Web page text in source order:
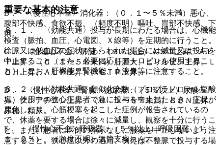
重要な基本的注意
８．１． 〈効能共通〉投与が長期にわたる場合は、心機能
検査（脈拍、血圧、心電図、Ｘ線等）を定期的に行うこと。
徐脈又は低血圧の症状があらわれた場合には減量又は投与を
中止すること（また、必要に応じアトロピンを使用するこ
と）。なお、肝機能、腎機能、血液像等に注意すること。
８．２． 〈効能共通〉類似化合物（プロプラノロール塩酸
塩）使用中の狭心症患者で急に投与を中止したとき、症状が
悪化したり、心筋梗塞を起こした症例が報告されているの
で、休薬を要する場合は徐々に減量し、観察を十分に行うこ
と。また、患者に医師の指示なしに服薬を中止しないよう注
意すること。狭心症以外の適用、例えば不整脈で投与する場
B． 〈慢性心不全〉消化器：（０．１〜５％未満）悪心、
腹部不快感、食欲不振、（頻度不明）嘔吐、胃部不快感、下
痢。
C． 〈慢性心不全〉肝臓：（５％以上）ＡＳＴ上昇、ＡＬ
Ｔ上昇、（０．１〜５％未満）肝腫大、ビリルビン上昇、Ｌ
ＤＨ上昇、ＡＬＰ上昇、γ−ＧＴＰ上昇。
D． 〈慢性心不全〉腎臓・泌尿器：（５％以上）尿酸上
昇、クレアチニン上昇、（０．１〜５％未満）ＢＵＮ上昇、
尿糖、頻尿。
E． 〈慢性心不全〉呼吸器：（５％以上）呼吸困難（１
１．０％）、（頻度不明）気管支痙れん。